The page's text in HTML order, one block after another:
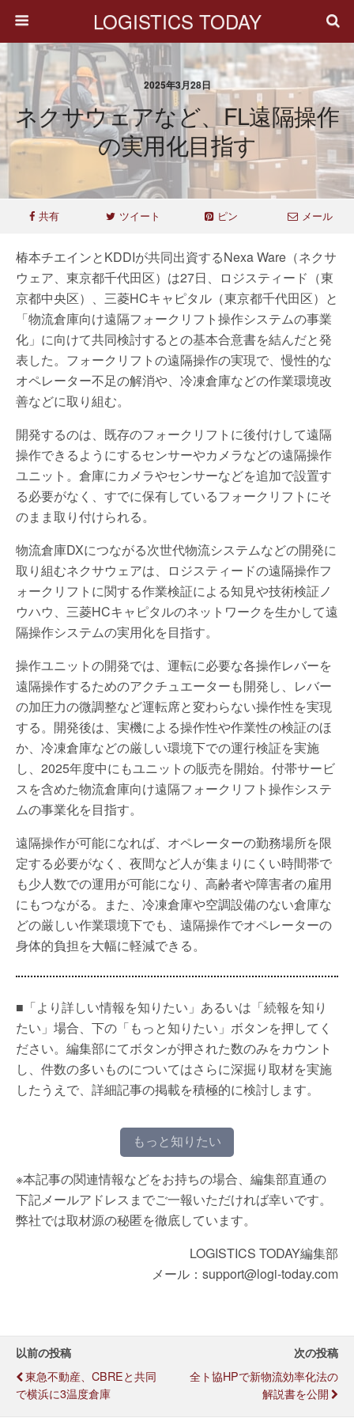
LOGISTICS TODAY
2025年3月28日
ネクサウェアなど、FL遠隔操作
の実用化目指す
共有 ツイート ピン メール
椿本チエインとKDDIが共同出資するNexa Ware（ネクサ
ウェア、東京都千代田区）は27日、ロジスティード（東
京都中央区）、三菱HCキャピタル（東京都千代田区）と
「物流倉庫向け遠隔フォークリフト操作システムの事業
化」に向けて共同検討するとの基本合意書を結んだと発
表した。フォークリフトの遠隔操作の実現で、慢性的な
オペレーター不足の解消や、冷凍倉庫などの作業環境改
善などに取り組む。
開発するのは、既存のフォークリフトに後付けして遠隔
操作できるようにするセンサーやカメラなどの遠隔操作
ユニット。倉庫にカメラやセンサーなどを追加で設置す
る必要がなく、すでに保有しているフォークリフトにそ
のまま取り付けられる。
物流倉庫DXにつながる次世代物流システムなどの開発に
取り組むネクサウェアは、ロジスティードの遠隔操作フ
ォークリフトに関する作業検証による知見や技術検証ノ
ウハウ、三菱HCキャピタルのネットワークを生かして遠
隔操作システムの実用化を目指す。
操作ユニットの開発では、運転に必要な各操作レバーを
遠隔操作するためのアクチュエーターも開発し、レバー
の加圧力の微調整など運転席と変わらない操作性を実現
する。開発後は、実機による操作性や作業性の検証のほ
か、冷凍倉庫などの厳しい環境下での運行検証を実施
し、2025年度中にもユニットの販売を開始。付帯サービ
スを含めた物流倉庫向け遠隔フォークリフト操作システ
ムの事業化を目指す。
遠隔操作が可能になれば、オペレーターの勤務場所を限
定する必要がなく、夜間など人が集まりにくい時間帯で
も少人数での運用が可能になり、高齢者や障害者の雇用
にもつながる。また、冷凍倉庫や空調設備のない倉庫な
どの厳しい作業環境下でも、遠隔操作でオペレーターの
身体的負担を大幅に軽減できる。
■「より詳しい情報を知りたい」あるいは「続報を知り
たい」場合、下の「もっと知りたい」ボタンを押してく
ださい。編集部にてボタンが押された数のみをカウント
し、件数の多いものについてはさらに深掘り取材を実施
したうえで、詳細記事の掲載を積極的に検討します。
もっと知りたい
※本記事の関連情報などをお持ちの場合、編集部直通の
下記メールアドレスまでご一報いただければ幸いです。
弊社では取材源の秘匿を徹底しています。
LOGISTICS TODAY編集部
メール：support@logi-today.com
以前の投稿
東急不動産、CBREと共同
で横浜に3温度倉庫
次の投稿
全ト協HPで新物流効率化法の
解説書を公開